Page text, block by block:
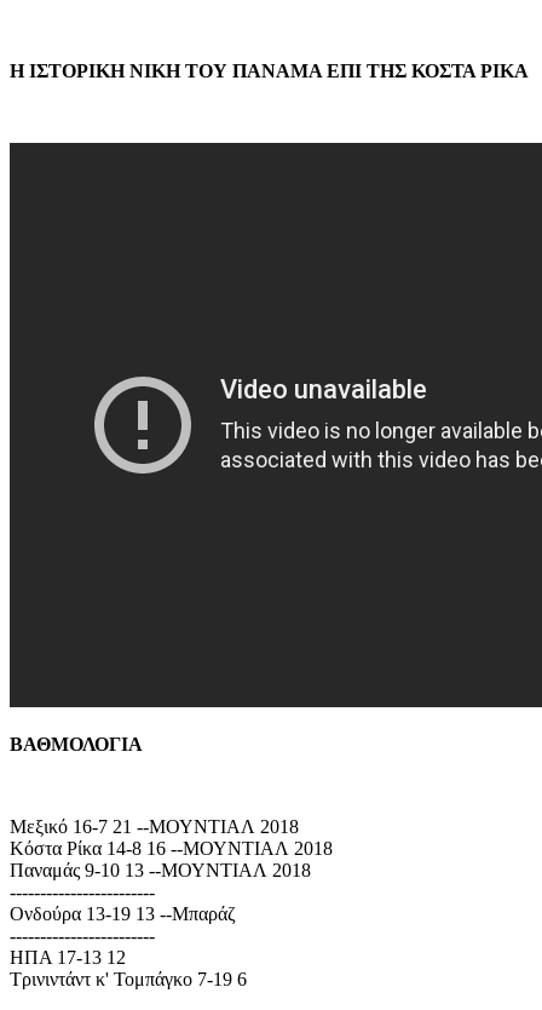
Η ΙΣΤΟΡΙΚΗ ΝΙΚΗ ΤΟΥ ΠΑΝΑΜΑ ΕΠΙ ΤΗΣ ΚΟΣΤΑ ΡΙΚΑ
ΒΑΘΜΟΛΟΓΙΑ
Μεξικό 16-7 21 --ΜΟΥΝΤΙΑΛ 2018
Κόστα Ρίκα 14-8 16 --ΜΟΥΝΤΙΑΛ 2018
Παναμάς 9-10 13 --ΜΟΥΝΤΙΑΛ 2018
------------------------
Ονδούρα 13-19 13 --Μπαράζ
------------------------
ΗΠΑ 17-13 12
Τρινιντάντ κ' Τομπάγκο 7-19 6